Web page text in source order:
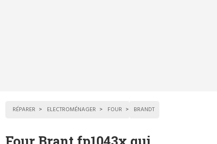
RÉPARER ELECTROMÉNAGER FOUR BRANDT